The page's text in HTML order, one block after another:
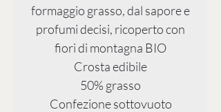
formaggio grasso, dal sapore e
profumi decisi, ricoperto con
fiori di montagna BIO
Crosta edibile
50% grasso
Confezione sottovuoto